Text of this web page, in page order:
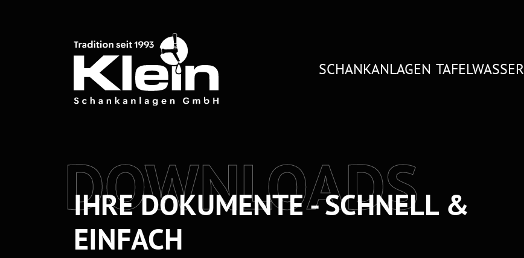
SCHANKANLAGEN TAFELWASSER
IHRE DOKUMENTE - SCHNELL &
EINFACH
DOWNLOADS